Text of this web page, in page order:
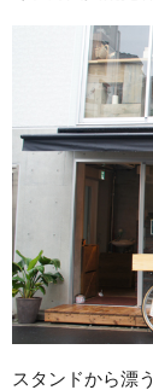
スタンドから漂